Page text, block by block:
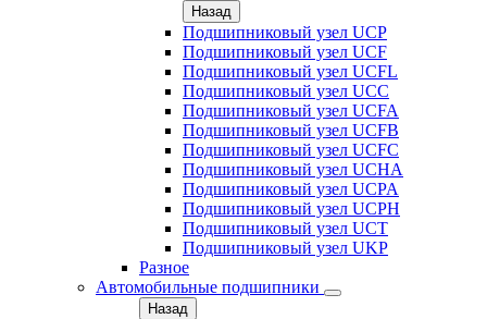
Назад
Подшипниковый узел UCP
Подшипниковый узел UCF
Подшипниковый узел UCFL
Подшипниковый узел UCC
Подшипниковый узел UCFA
Подшипниковый узел UCFB
Подшипниковый узел UCFC
Подшипниковый узел UCHA
Подшипниковый узел UCPA
Подшипниковый узел UCPH
Подшипниковый узел UCT
Подшипниковый узел UKP
Разное
Автомобильные подшипники
Назад